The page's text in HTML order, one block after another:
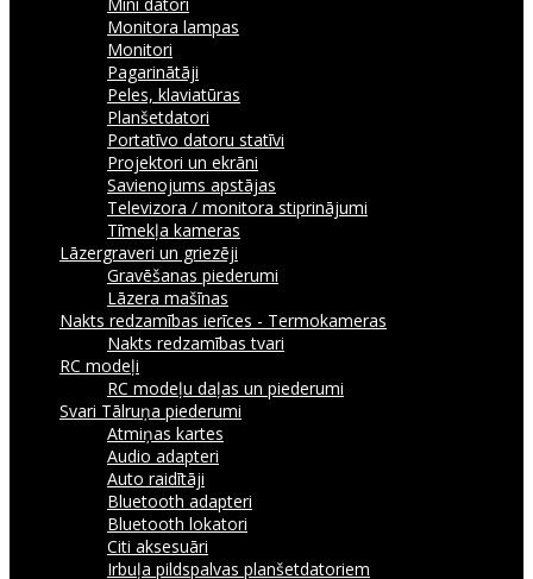
Monitora lampas
Monitori
Pagarinātāji
Peles, klaviatūras
Planšetdatori
Portatīvo datoru statīvi
Projektori un ekrāni
Savienojums apstājas
Televizora / monitora stiprinājumi
Tīmekļa kameras
Lāzergraveri un griezēji
Gravēšanas piederumi
Lāzera mašīnas
Nakts redzamības ierīces - Termokameras
Nakts redzamības tvari
RC modeļi
RC modeļu daļas un piederumi
Svari Tālruņa piederumi
Atmiņas kartes
Audio adapteri
Auto raidītāji
Bluetooth adapteri
Bluetooth lokatori
Citi aksesuāri
Irbuļa pildspalvas planšetdatoriem